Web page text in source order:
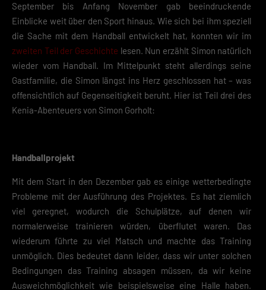
September bis Anfang November gab beeindruckende
Einblicke weit über den Sport hinaus. Wie sich bei ihm speziell
die Sache mit dem Handball entwickelt hat, konnten wir im
zweiten Teil der Geschichte lesen. Nun erzählt Simon natürlich
wieder vom Handball. Im Mittelpunkt steht allerdings seine
Gastfamilie, die Simon längst ins Herz geschlossen hat – was
offensichtlich auf Gegenseitigkeit beruht. Hier ist Teil drei des
Kenia-Abenteuers von Simon Gorholt:
Handballprojekt
Mit dem Start in den Dezember gab es einige wetterbedingte
Probleme mit der Ausführung des Projektes. Es hat ziemlich
viel geregnet, wodurch die Schulplätze, auf denen wir
normalerweise trainieren würden, überflutet waren. Das
wiederum führte zu viel Matsch und machte das Training
unmöglich. Dies bedeutet dann leider, dass wir unter solchen
Bedingungen das Training absagen müssen, da wir keine
Ausweichmöglichkeit wie beispielsweise eine Halle haben.